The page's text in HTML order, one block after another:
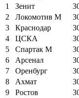
1
Зенит
2
Локомотив М
3
Краснодар
4
ЦСКА
5
Спартак М
6
Арсенал
7
Оренбург
8
Ахмат
9
Ростов